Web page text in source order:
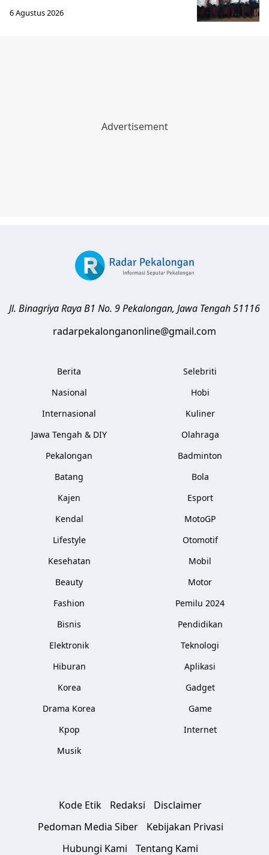
6 Agustus 2026
Jl. Binagriya Raya B1 No. 9Pekalongan, Jawa Tengah51116
radarpekalonganonline@gmail.com
Berita
Nasional
Internasional
Jawa Tengah & DIY
Pekalongan
Batang
Kajen
Kendal
Lifestyle
Kesehatan
Beauty
Fashion
Bisnis
Elektronik
Hiburan
Korea
Drama Korea
Kpop
Musik
Selebriti
Hobi
Kuliner
Olahraga
Badminton
Bola
Esport
MotoGP
Otomotif
Mobil
Motor
Pemilu 2024
Pendidikan
Teknologi
Aplikasi
Gadget
Game
Internet
Kode Etik Redaksi
Disclaimer
Pedoman Media Siber
Kebijakan Privasi
Hubungi Kami
Tentang Kami